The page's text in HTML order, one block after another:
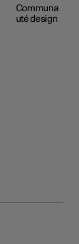
Communa
uté design